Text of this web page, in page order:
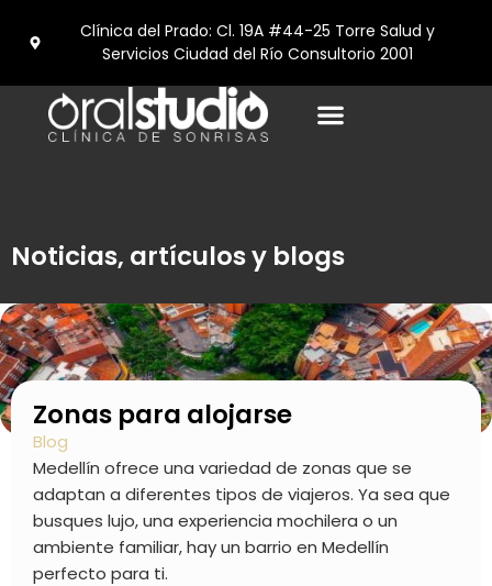
Clínica del Prado: Cl. 19A #44-25 Torre Salud y
Servicios Ciudad del Río Consultorio 2001
Noticias, artículos y blogs
Zonas para alojarse
Blog
Medellín ofrece una variedad de zonas que se
adaptan a diferentes tipos de viajeros. Ya sea que
busques lujo, una experiencia mochilera o un
ambiente familiar, hay un barrio en Medellín
perfecto para ti.